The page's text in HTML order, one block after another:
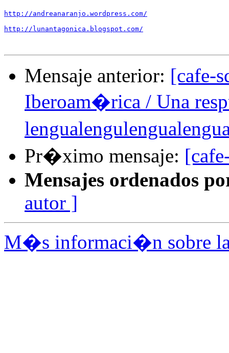
http://andreanaranjo.wordpress.com/
http://lunantagonica.blogspot.com/
Mensaje anterior: [cafe-
Iberoam�rica / Una
Pr�ximo mensaje:
Mensajes ordenados
autor ]
M�s informaci�n sobre